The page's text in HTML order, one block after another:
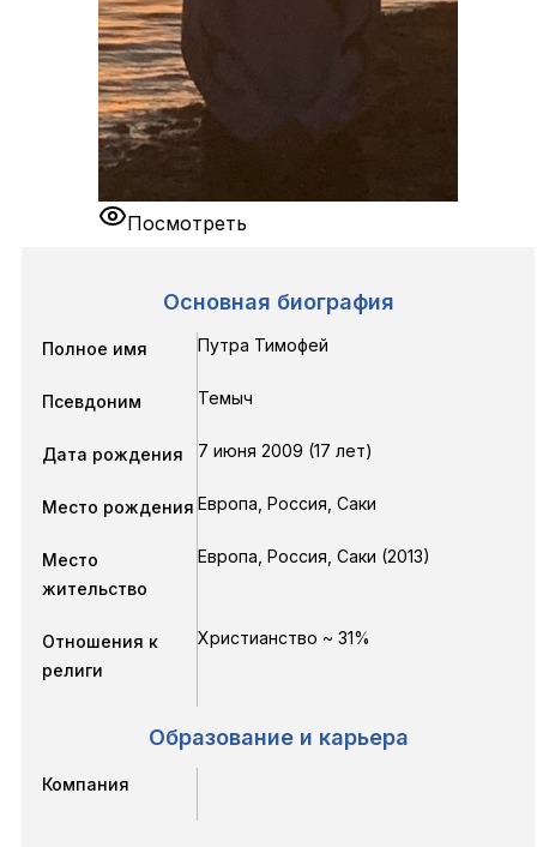
Посмотреть
Основная биография
Полное имя Путра Тимофей
Псевдоним Темыч
Дата рождения 7 июня 2009 (17 лет)
Место рождения Европа, Россия, Саки
Место
жительство
Европа, Россия, Саки (2013)
Отношения к
религи
Христианство ~ 31%
Образование и карьера
Компания